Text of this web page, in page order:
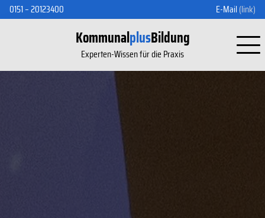
0151 – 20123400 E-Mail(link)
KommunalplusBildung
Experten-Wissen für die Praxis